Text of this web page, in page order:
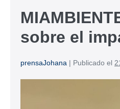
sobre el
prensaJohana | Publicado el